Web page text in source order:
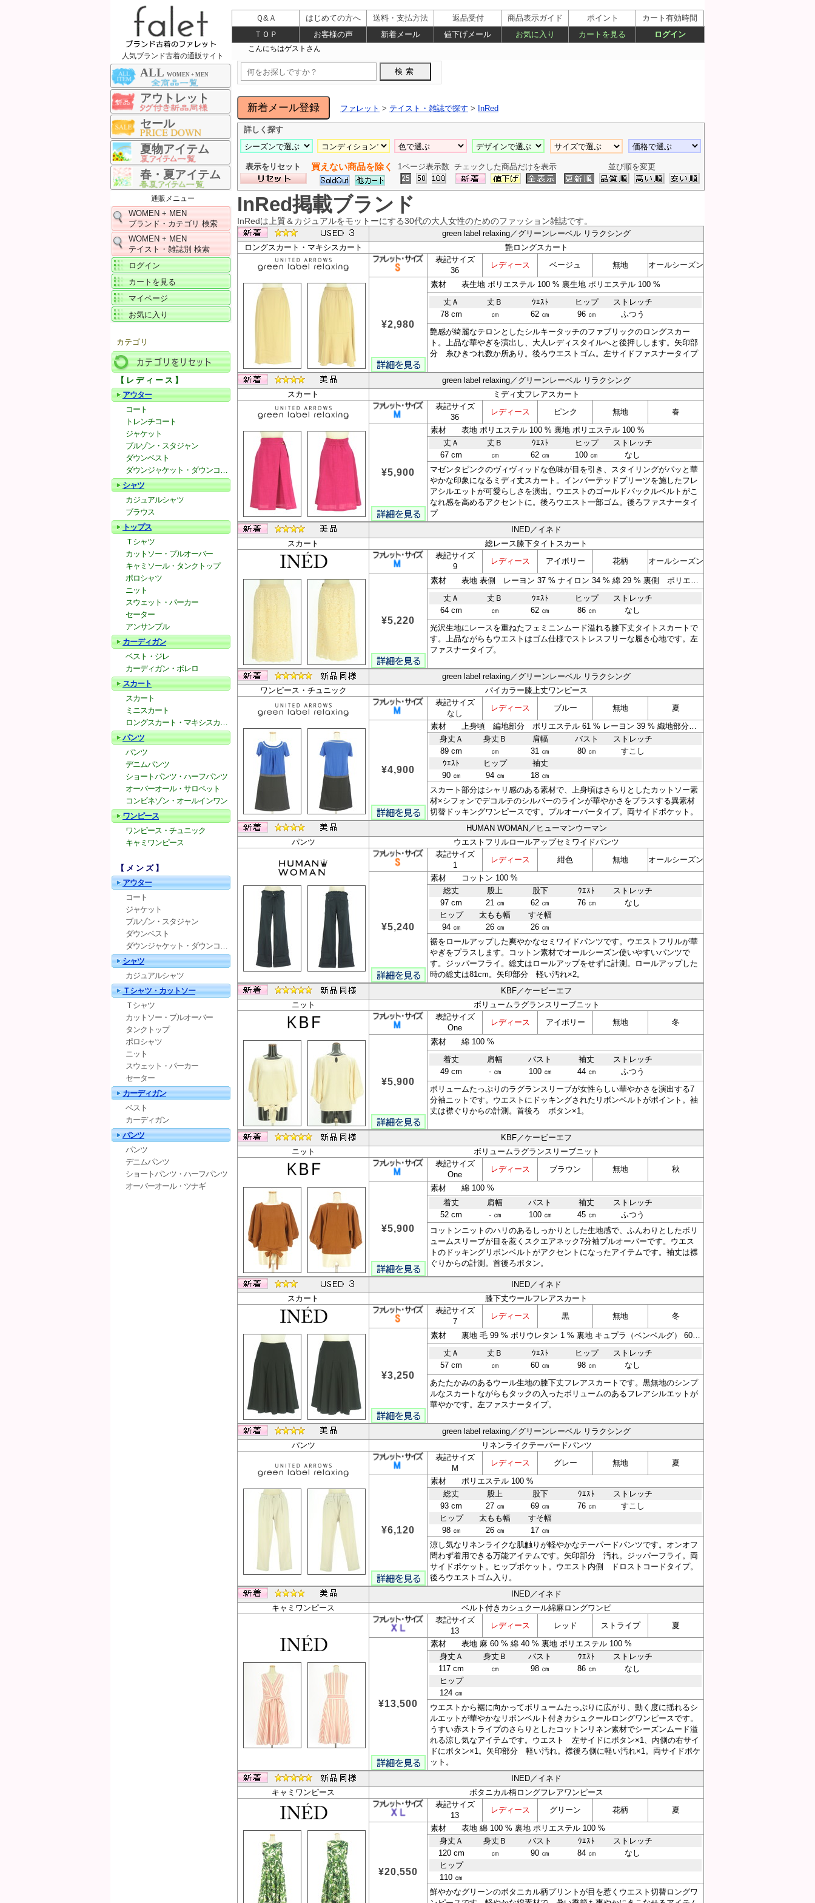
人気ブランド古着の通販サイト
ALL WOMEN + MEN
アウトレット
セール
夏物アイテム
春・夏アイテム
通販メニュー
WOMEN + MEN
ブランド・カテゴリ 検索
WOMEN + MEN
テイスト・雑誌別 検索
ログイン
カートを見る
マイページ
お気に入り
ファレット > テイスト・雑誌で探す > InRed
詳しく探す
表示をリセット 買えない商品を除く 1ページ表示数 チェックした商品だけを表示 並び順を変更
InRed掲載ブランド
InRedは上質＆カジュアルをモットーにする30代の大人女性のためのファッション雑誌です。
green label relaxing／グリーンレーベル リラクシング
ロングスカート・マキシスカート
艶ロングスカート
表記サイズ
36
レディース ベージュ 無地 オールシーズン
¥2,980
素材 表生地 ポリエステル 100 % 裏生地 ポリエステル 100 %
丈Ａ
丈Ｂ ｳｴｽﾄ ヒップ
ストレッチ
78 cm
㎝ 62 ㎝ 96 ㎝
ふつう
艶感が綺麗なテロンとしたシルキータッチのファブリックのロングスカー
ト。上品な華やぎを演出し、大人レディスタイルへと後押しします。矢印部
分 糸ひきつれ数か所あり。後ろウエストゴム。左サイドファスナータイプ
green label relaxing／グリーンレーベル リラクシング
スカート
ミディ丈フレアスカート
表記サイズ
36
レディース ピンク 無地 春
¥5,900
素材 表地 ポリエステル 100 % 裏地 ポリエステル 100 %
丈Ａ
丈Ｂ ｳｴｽﾄ ヒップ
ストレッチ
67 cm
㎝ 62 ㎝ 100 ㎝
なし
マゼンタピンクのヴィヴィッドな色味が目を引き、スタイリングがパッと華
やかな印象になるミディ丈スカート。インバーテッドプリーツを施したフレ
アシルエットが可愛らしさを演出。ウエストのゴールドバックルベルトがこ
なれ感を高めるアクセントに。後ろウエスト一部ゴム。後ろファスナータイ
プ
INED／イネド
スカート
総レース膝下タイトスカート
表記サイズ
9
レディース アイボリー 花柄 オールシーズン
¥5,220
素材 表地 表側 レーヨン 37 % ナイロン 34 % 綿 29 % 裏側 ポリエステル 100 % 裏地 キュプラ（ベンベルグ） 100 % ゴム部分 ポリエステル 84 % ポリウレタン 16 % グログラン部分 ポリエステル 100 %
丈Ａ
丈Ｂ ｳｴｽﾄ ヒップ
ストレッチ
64 cm
㎝ 62 ㎝ 86 ㎝
なし
光沢生地にレースを重ねたフェミニンムード溢れる膝下丈タイトスカートで
す。上品ながらもウエストはゴム仕様でストレスフリーな履き心地です。左
ファスナータイプ。
green label relaxing／グリーンレーベル リラクシング
ワンピース・チュニック
バイカラー膝上丈ワンピース
表記サイズ
なし
レディース ブルー 無地 夏
¥4,900
素材 上身頃 編地部分 ポリエステル 61 % レーヨン 39 % 織地部分 ポリエステル 100 % 下身頃 表生地 ポリエステル 100 % 裏生地 ポリエステル 100 %
身丈Ａ
身丈Ｂ 肩幅 バスト
ストレッチ
89 cm
㎝ 31 ㎝ 80 ㎝
すこし
ｳｴｽﾄ
ヒップ
袖丈
90 ㎝
94 ㎝
18 ㎝
スカート部分はシャリ感のある素材で、上身頃はさらりとしたカットソー素
材×シフォンでデコルテのシルバーのラインが華やかさをプラスする異素材
切替ドッキングワンピースです。プルオーバータイプ。両サイドポケット。
HUMAN WOMAN／ヒューマンウーマン
パンツ
ウエストフリルロールアップセミワイドパンツ
表記サイズ
1
レディース 紺色 無地 オールシーズン
¥5,240
素材 コットン 100 %
総丈
股上 股下 ｳｴｽﾄ
ストレッチ
97 cm
21 ㎝ 62 ㎝ 76 ㎝
なし
ヒップ
太もも幅
すそ幅
94 ㎝
26 ㎝
26 ㎝
裾をロールアップした爽やかなセミワイドパンツです。ウエストフリルが華
やぎをプラスします。コットン素材でオールシーズン使いやすいパンツで
す。ジッパーフライ。総丈はロールアップをせずに計測。ロールアップした
時の総丈は81cm。矢印部分 軽い汚れ×2。
KBF／ケービーエフ
ニット
ボリュームラグランスリーブニット
表記サイズ
One
レディース アイボリー 無地 冬
¥5,900
素材 綿 100 %
着丈
肩幅 バスト 袖丈
ストレッチ
49 cm
- ㎝ 100 ㎝ 44 ㎝
ふつう
ボリュームたっぷりのラグランスリーブが女性らしい華やかさを演出する7
分袖ニットです。ウエストにドッキングされたリボンベルトがポイント。袖
丈は襟ぐりからの計測。首後ろ ボタン×1。
KBF／ケービーエフ
ニット
ボリュームラグランスリーブニット
表記サイズ
One
レディース ブラウン 無地 秋
¥5,900
素材 綿 100 %
着丈
肩幅 バスト 袖丈
ストレッチ
52 cm
- ㎝ 100 ㎝ 45 ㎝
ふつう
コットンニットのハリのあるしっかりとした生地感で、ふんわりとしたボリ
ュームスリーブが目を惹くスクエアネック7分袖プルオーバーです。ウエス
トのドッキングリボンベルトがアクセントになったアイテムです。袖丈は襟
ぐりからの計測。首後ろボタン。
INED／イネド
スカート
膝下丈ウールフレアスカート
表記サイズ
7
レディース 黒 無地 冬
¥3,250
素材 裏地 毛 99 % ポリウレタン 1 % 裏地 キュプラ（ベンベルグ） 60 % ポリエステル 100 %
丈Ａ
丈Ｂ ｳｴｽﾄ ヒップ
ストレッチ
57 cm
㎝ 60 ㎝ 98 ㎝
なし
あたたかみのあるウール生地の膝下丈フレアスカートです。黒無地のシンプ
ルなスカートながらもタックの入ったボリュームのあるフレアシルエットが
華やかです。左ファスナータイプ。
green label relaxing／グリーンレーベル リラクシング
パンツ
リネンライクテーパードパンツ
表記サイズ
M
レディース グレー 無地 夏
¥6,120
素材 ポリエステル 100 %
総丈
股上 股下 ｳｴｽﾄ
ストレッチ
93 cm
27 ㎝ 69 ㎝ 76 ㎝
すこし
ヒップ
太もも幅
すそ幅
98 ㎝
26 ㎝
17 ㎝
涼し気なリネンライクな肌触りが軽やかなテーパードパンツです。オンオフ
問わず着用できる万能アイテムです。矢印部分 汚れ。ジッパーフライ。両
サイドポケット。ヒップポケット。ウエスト内側 ドロストコードタイプ。
後ろウエストゴム入り。
INED／イネド
キャミワンピース
ベルト付きカシュクール綿麻ロングワンピ
表記サイズ
13
レディース レッド ストライプ 夏
¥13,500
素材 表地 麻 60 % 綿 40 % 裏地 ポリエステル 100 %
身丈Ａ
身丈Ｂ バスト ｳｴｽﾄ
ストレッチ
117 cm
㎝ 98 ㎝ 86 ㎝
なし
ヒップ
124 ㎝
ウエストから裾に向かってボリュームたっぷりに広がり、動く度に揺れるシ
ルエットが華やかなリボンベルト付きカシュクールロングワンピースです。
うすい赤ストライプのさらりとしたコットンリネン素材でシーズンムード溢
れる涼し気なアイテムです。ウエスト 左サイドにボタン×1、内側の右サイ
ドにボタン×1。矢印部分 軽い汚れ。襟後ろ側に軽い汚れ×1。両サイドポケ
ット。
INED／イネド
キャミワンピース
ボタニカル柄ロングフレアワンピース
表記サイズ
13
レディース グリーン 花柄 夏
¥20,550
素材 表地 綿 100 % 裏地 ポリエステル 100 %
身丈Ａ
身丈Ｂ バスト ｳｴｽﾄ
ストレッチ
120 cm
㎝ 90 ㎝ 84 ㎝
なし
ヒップ
110 ㎝
鮮やかなグリーンのボタニカル柄プリントが目を惹くウエスト切替ロングワ
カテゴリ
カテゴリをリセット
【レディース】
アウター
コート
トレンチコート
ジャケット
ブルゾン・スタジャン
ダウンベスト
ダウンジャケット・ダウンコート
シャツ
カジュアルシャツ
ブラウス
トップス
Ｔシャツ
カットソー・プルオーバー
キャミソール・タンクトップ
ポロシャツ
ニット
スウェット・パーカー
セーター
アンサンブル
カーディガン
ベスト・ジレ
カーディガン・ボレロ
スカート
スカート
ミニスカート
ロングスカート・マキシスカート
パンツ
パンツ
デニムパンツ
ショートパンツ・ハーフパンツ
オーバーオール・サロペット
コンビネゾン・オールインワン
ワンピース
ワンピース・チュニック
キャミワンピース
【メンズ】
アウター
コート
ジャケット
ブルゾン・スタジャン
ダウンベスト
ダウンジャケット・ダウンコート
シャツ
カジュアルシャツ
Ｔシャツ・カットソー
Ｔシャツ
カットソー・プルオーバー
タンクトップ
ポロシャツ
ニット
スウェット・パーカー
セーター
カーディガン
ベスト
カーディガン
パンツ
パンツ
デニムパンツ
ショートパンツ・ハーフパンツ
オーバーオール・ツナギ
Ｑ&Ａ はじめての方へ 送料・支払方法 返品受付 商品表示ガイド ポイント
カート有効時間
ＴＯＰ
お客様の声 新着メール 値下げメール お気に入り カートを見る ログイン